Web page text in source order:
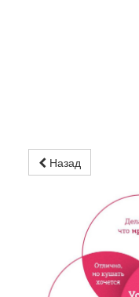
Назад